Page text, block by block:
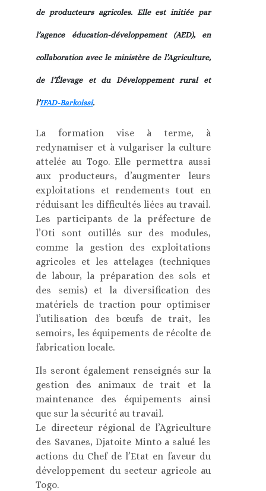
de producteurs agricoles. Elle est initiée par
l’agence éducation-développement (AED), en
collaboration avec le ministère de l’Agriculture,
de l’Élevage et du Développement rural et
l’IFAD-Barkoissi.
La formation vise à terme, à
redynamiser et à vulgariser la culture
attelée au Togo. Elle permettra aussi
aux producteurs, d’augmenter leurs
exploitations et rendements tout en
réduisant les difficultés liées au travail.
Les participants de la préfecture de
l’Oti sont outillés sur des modules,
comme la gestion des exploitations
agricoles et les attelages (techniques
de labour, la préparation des sols et
des semis) et la diversification des
matériels de traction pour optimiser
l’utilisation des bœufs de trait, les
semoirs, les équipements de récolte de
fabrication locale.
Ils seront également renseignés sur la
gestion des animaux de trait et la
maintenance des équipements ainsi
que sur la sécurité au travail.
Le directeur régional de l’Agriculture
des Savanes, Djatoite Minto a salué les
actions du Chef de l’Etat en faveur du
développement du secteur agricole au
Togo.